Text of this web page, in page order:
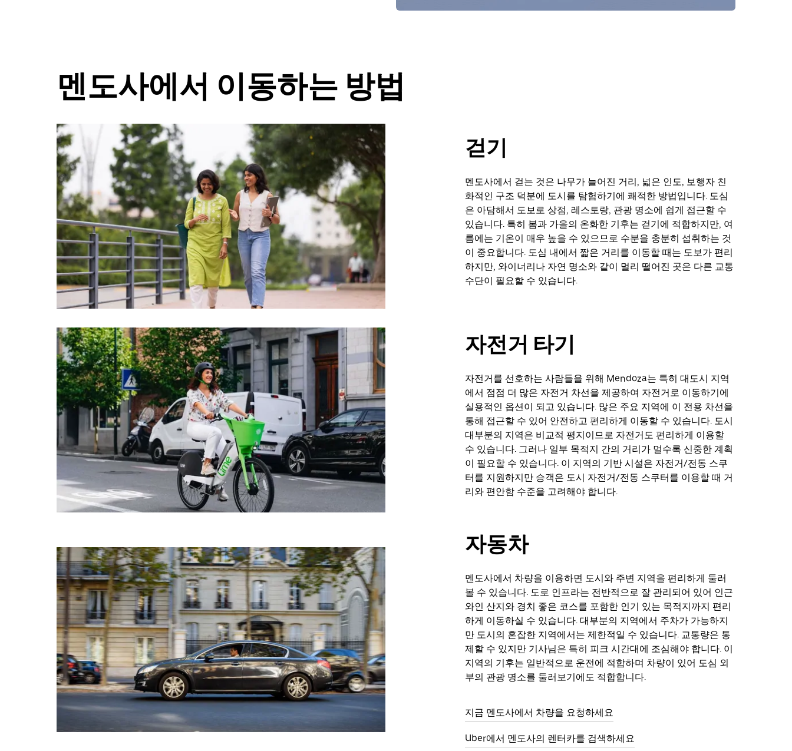
면
아
래
살
표
키
를
눌
러
날
짜
를
선
택
하
세
요.
린
를
닫
으
려
면
Esc
키
르
세
멘도사에서 이동하는 방법
걷기
멘도사에서 걷는 것은 나무가 늘어진 거리, 넓은 인도, 보행자 친
화적인 구조 덕분에 도시를 탐험하기에 쾌적한 방법입니다. 도심
은 아담해서 도보로 상점, 레스토랑, 관광 명소에 쉽게 접근할 수
있습니다. 특히 봄과 가을의 온화한 기후는 걷기에 적합하지만, 여
름에는 기온이 매우 높을 수 있으므로 수분을 충분히 섭취하는 것
이 중요합니다. 도심 내에서 짧은 거리를 이동할 때는 도보가 편리
하지만, 와이너리나 자연 명소와 같이 멀리 떨어진 곳은 다른 교통
수단이 필요할 수 있습니다.
자전거 타기
자전거를 선호하는 사람들을 위해 Mendoza는 특히 대도시 지역
에서 점점 더 많은 자전거 차선을 제공하여 자전거로 이동하기에
실용적인 옵션이 되고 있습니다. 많은 주요 지역에 이 전용 차선을
통해 접근할 수 있어 안전하고 편리하게 이동할 수 있습니다. 도시
대부분의 지역은 비교적 평지이므로 자전거도 편리하게 이용할
수 있습니다. 그러나 일부 목적지 간의 거리가 멀수록 신중한 계획
이 필요할 수 있습니다. 이 지역의 기반 시설은 자전거/전동 스쿠
터를 지원하지만 승객은 도시 자전거/전동 스쿠터를 이용할 때 거
리와 편안함 수준을 고려해야 합니다.
자동차
멘도사에서 차량을 이용하면 도시와 주변 지역을 편리하게 둘러
볼 수 있습니다. 도로 인프라는 전반적으로 잘 관리되어 있어 인근
와인 산지와 경치 좋은 코스를 포함한 인기 있는 목적지까지 편리
하게 이동하실 수 있습니다. 대부분의 지역에서 주차가 가능하지
만 도시의 혼잡한 지역에서는 제한적일 수 있습니다. 교통량은 통
제할 수 있지만 기사님은 특히 피크 시간대에 조심해야 합니다. 이
지역의 기후는 일반적으로 운전에 적합하며 차량이 있어 도심 외
부의 관광 명소를 둘러보기에도 적합합니다.
지금 멘도사에서 차량을 요청하세요
Uber에서 멘도사의 렌터카를 검색하세요